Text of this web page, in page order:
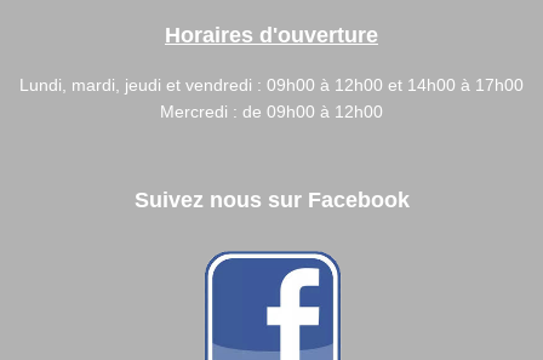
Horaires d'ouverture
Lundi, mardi, jeudi et vendredi : 09h00 à 12h00 et 14h00 à 17h00
Mercredi : de 09h00 à 12h00
Suivez nous sur Facebook